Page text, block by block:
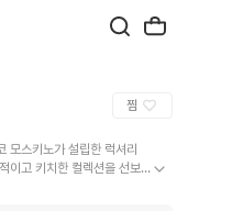
찜
스키노가 설립한 럭셔리
이고 키치한 컬렉션을 선보